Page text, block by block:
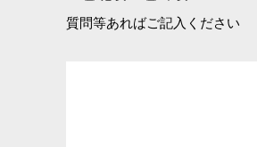
質問等あればご記入ください